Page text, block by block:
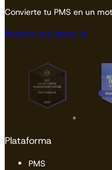
Convierte tu PMS en un
Reserva una demo
Plataforma
PMS